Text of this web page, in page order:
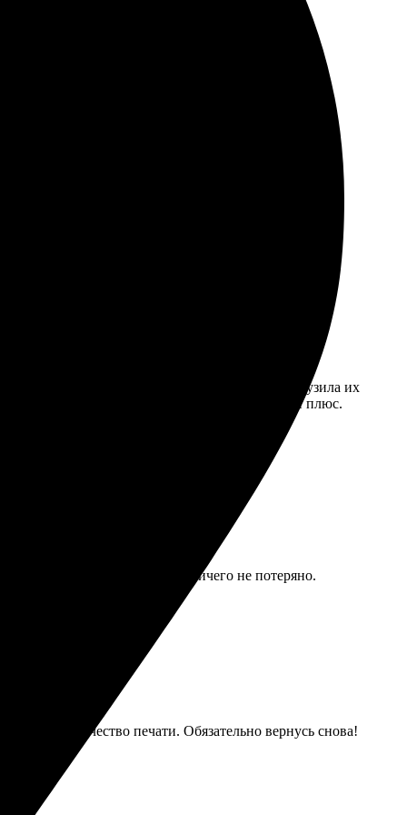
простым и прозрачным.
результат с нетерпением.
на все 100! Обязательно обращусь снова.
быстро. Оперативно доставили, без проблем и
оказался простым: выбрала фотографии, загрузила их
оформлении и скорость выполнения – большой плюс.
Доставка была быстрой, ничего не потеряно.
удивило качество печати. Обязательно вернусь снова!